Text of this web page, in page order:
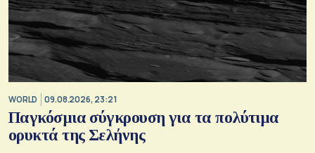
WORLD 09.08.2026, 23:21
Παγκόσμια σύγκρουση για τα πολύτιμα
ορυκτά της Σελήνης